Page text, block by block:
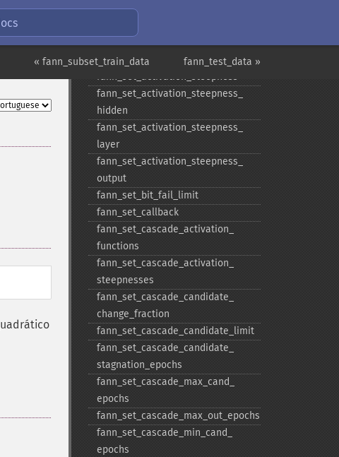
fann_test_data »
« fann_subset_train_data
hidden
fann_​set_​activation_​function_​
output
fann_​set_​activation_​steepness
fann_​set_​activation_​steepness_​
hidden
fann_​set_​activation_​steepness_​
layer
fann_​set_​activation_​steepness_​
output
fann_​set_​bit_​fail_​limit
fann_​set_​callback
fann_​set_​cascade_​activation_​
functions
fann_​set_​cascade_​activation_​
steepnesses
fann_​set_​cascade_​candidate_​
change_​fraction
fann_​set_​cascade_​candidate_​limit
fann_​set_​cascade_​candidate_​
stagnation_​epochs
fann_​set_​cascade_​max_​cand_​
epochs
fann_​set_​cascade_​max_​out_​epochs
fann_​set_​cascade_​min_​cand_​
epochs